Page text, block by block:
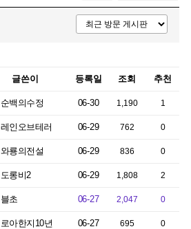
글쓴이 등록일 조회 추천
순백의수정 06-30 1,190 1
레인오브테러 06-29 762 0
와룡의전설 06-29 836 0
도롱비2 06-29 1,808 2
블초 06-27 2,047 0
로아한지10년 06-27 695 0